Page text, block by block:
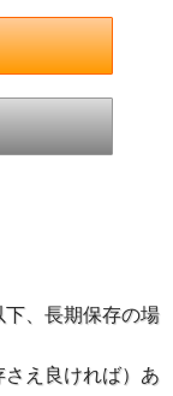
、長期保存の場
え良ければ）あ